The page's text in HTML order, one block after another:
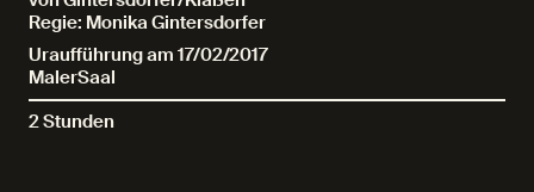
Regie: Monika Gintersdorfer
Uraufführung am 17/02/2017
MalerSaal
2 Stunden